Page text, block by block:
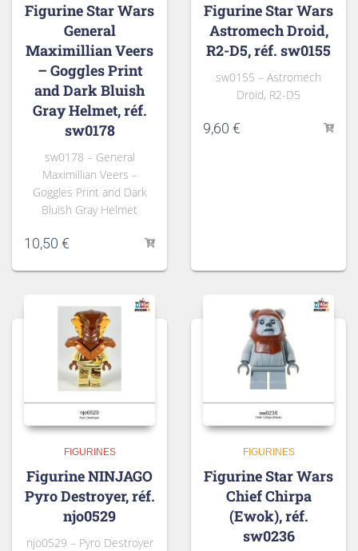
Figurine Star Wars
General
Maximillian Veers
– Goggles Print
and Dark Bluish
Gray Helmet, réf.
sw0178
sw0178 – General
Maximillian Veers –
Goggles Print and Dark
Bluish Gray Helmet
10,50 €
Figurine Star Wars
Astromech Droid,
R2-D5, réf. sw0155
sw0155 – Astromech
Droid, R2-D5
9,60 €
FIGURINES
Figurine NINJAGO
Pyro Destroyer, réf.
njo0529
njo0529 – Pyro Destroyer
FIGURINES
Figurine Star Wars
Chief Chirpa
(Ewok), réf.
sw0236